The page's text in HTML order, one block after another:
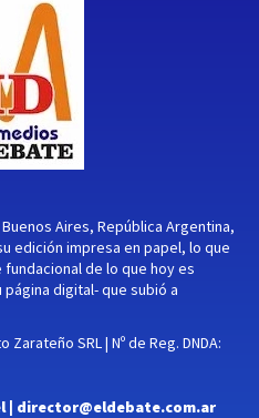
Aires, República Argentina,
edición impresa en papel, lo que
de lo que hoy es
página digital- que subió a
Zarateño SRL | Nº de Reg. DNDA:
| director@eldebate.com.ar